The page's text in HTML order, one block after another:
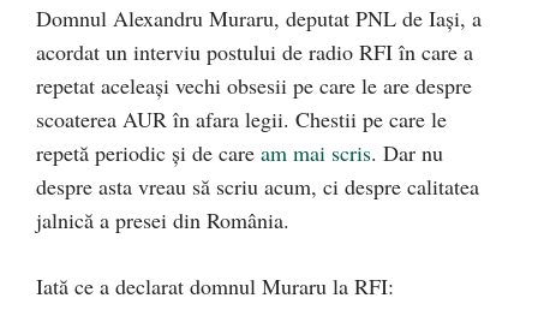
Domnul Alexandru Muraru, deputat PNL de Iași, a
acordat un interviu postului de radio RFI în care a
repetat aceleași vechi obsesii pe care le are despre
scoaterea AUR în afara legii. Chestii pe care le
repetă periodic și de care am mai scris. Dar nu
despre asta vreau să scriu acum, ci despre calitatea
jalnică a presei din România.
Iată ce a declarat domnul Muraru la RFI: